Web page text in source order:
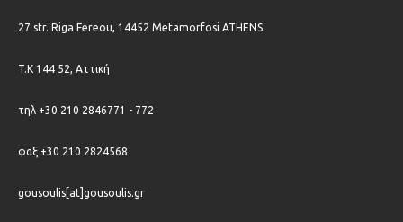
27 str. Riga Fereou, 14452 Metamorfosi ATHENS
T.K 144 52, Αττική
τηλ +30 210 2846771 - 772
φαξ +30 210 2824568
gousoulis[at]gousoulis.gr